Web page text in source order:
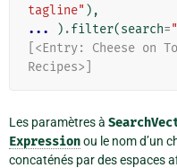
tagline" ),
...
) .filter(search=
[<Entry: Cheese on
Recipes>]
Les paramètres à
Expressionou le nom d’un
concaténés par des espaces